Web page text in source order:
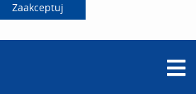
Zaakceptuj